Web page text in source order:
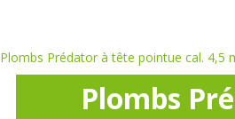
Plombs Prédator à tête pointue cal. 4,5
Plombs